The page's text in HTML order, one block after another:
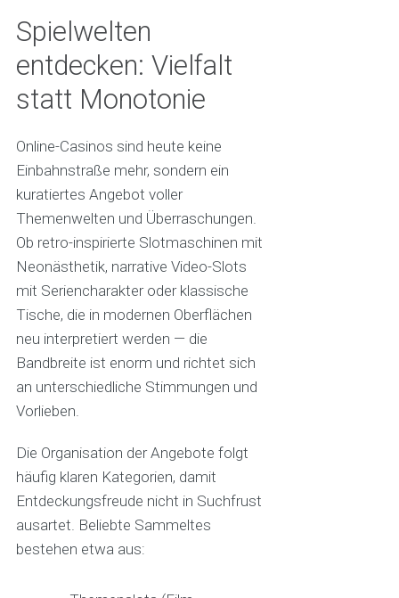
Spielwelten
entdecken: Vielfalt
statt Monotonie
Online-Casinos sind heute keine
Einbahnstraße mehr, sondern ein
kuratiertes Angebot voller
Themenwelten und Überraschungen.
Ob retro-inspirierte Slotmaschinen mit
Neonästhetik, narrative Video-Slots
mit Seriencharakter oder klassische
Tische, die in modernen Oberflächen
neu interpretiert werden — die
Bandbreite ist enorm und richtet sich
an unterschiedliche Stimmungen und
Vorlieben.
Die Organisation der Angebote folgt
häufig klaren Kategorien, damit
Entdeckungsfreude nicht in Suchfrust
ausartet. Beliebte Sammeltes
bestehen etwa aus: